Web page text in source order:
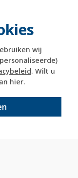
wij
. Wilt u
hier.
huis*